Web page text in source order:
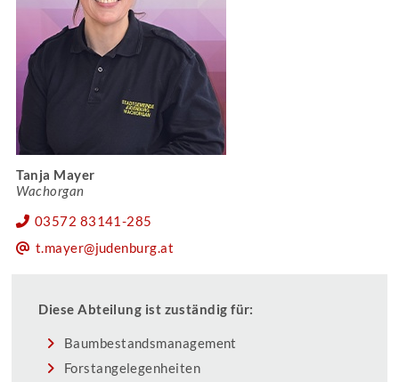
Tanja Mayer
Wachorgan
03572 83141-285
t.mayer@judenburg.at
Diese Abteilung ist zuständig für:
Baumbestandsmanagement
Forstangelegenheiten